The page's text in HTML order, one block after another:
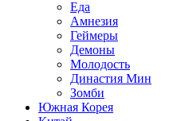
Еда
Амнезия
Геймеры
Демоны
Молодость
Династия Мин
Зомби
Южная Корея